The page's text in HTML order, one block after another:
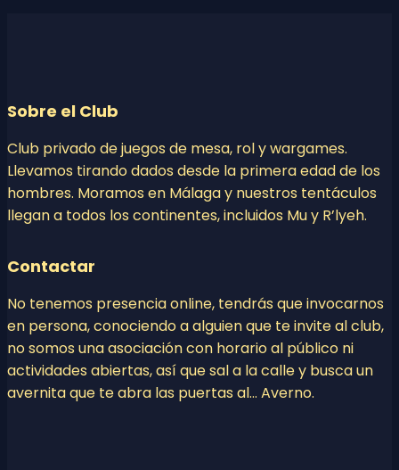
Sobre el Club
Club privado de juegos de mesa, rol y wargames.
Llevamos tirando dados desde la primera edad de los
hombres. Moramos en Málaga y nuestros tentáculos
llegan a todos los continentes, incluidos Mu y R’lyeh.
Contactar
No tenemos presencia online, tendrás que invocarnos
en persona, conociendo a alguien que te invite al club,
no somos una asociación con horario al público ni
actividades abiertas, así que sal a la calle y busca un
avernita que te abra las puertas al… Averno.